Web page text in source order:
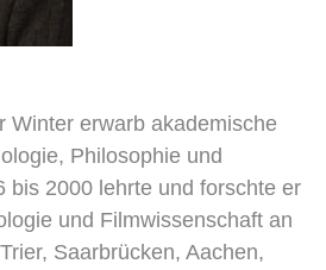
Winter erwarb akademische
Philosophie und
bis 2000 lehrte und forschte er
und Filmwissenschaft an
Saarbrücken, Aachen,